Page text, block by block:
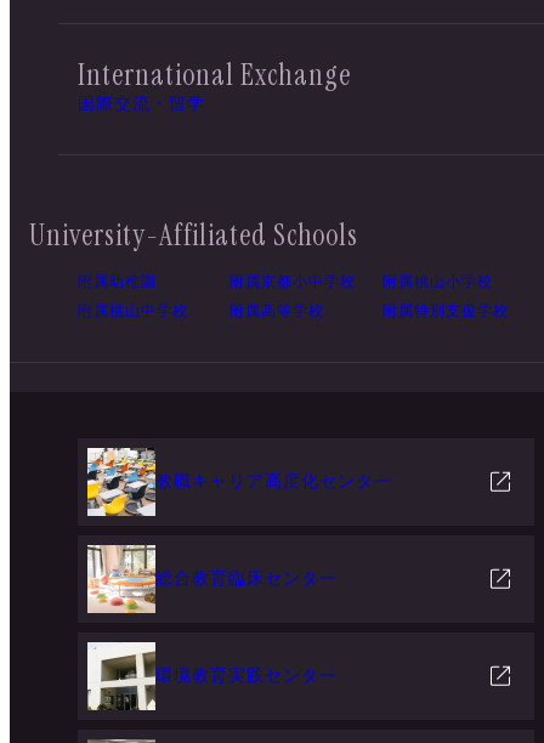
International Exchange
国際交流・留学
University-Affiliated Schools
附属幼稚園 附属京都小中学校
附属桃山小学校
附属桃山中学校
附属高等学校 附属特別支援学校
教職キャリア高度化センター
総合教育臨床センター
環境教育実践センター